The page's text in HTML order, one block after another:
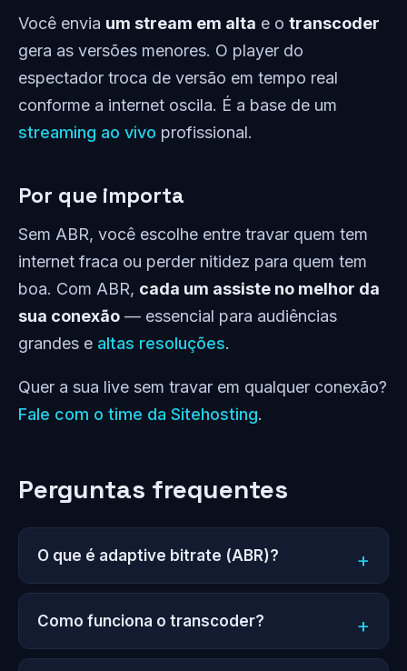
Você envia um stream em alta e o transcoder
gera as versões menores. O player do
espectador troca de versão em tempo real
conforme a internet oscila. É a base de um
streaming ao vivo profissional.
Por que importa
Sem ABR, você escolhe entre travar quem tem
internet fraca ou perder nitidez para quem tem
boa. Com ABR, cada um assiste no melhor da
sua conexão — essencial para audiências
grandes e altas resoluções.
Quer a sua live sem travar em qualquer conexão?
Fale com o time da Sitehosting.
Perguntas frequentes
O que é adaptive bitrate (ABR)?
Como funciona o transcoder?